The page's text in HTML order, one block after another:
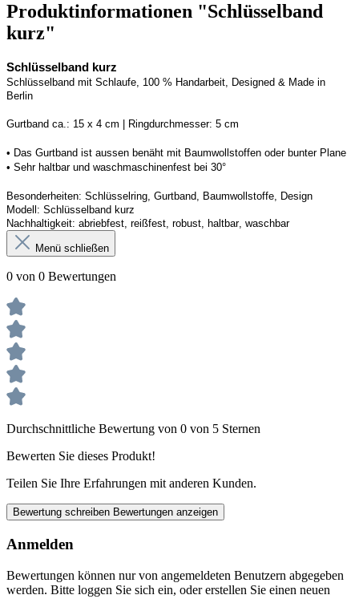
Produktinformationen "Schlüsselband
kurz"
Schlüsselband kurz
Schlüsselband mit Schlaufe, 100 % Handarbeit, Designed & Made in
Berlin
Gurtband ca.: 15 x 4 cm | Ringdurchmesser: 5 cm
• Das Gurtband ist aussen benäht mit Baumwollstoffen oder bunter Plane
• Sehr haltbar und waschmaschinenfest bei 30°
Besonderheiten: Schlüsselring, Gurtband, Baumwollstoffe, Design
Modell: Schlüsselband kurz
Nachhaltigkeit: abriebfest, reißfest, robust, haltbar, waschbar
Menü schließen
0 von 0 Bewertungen
Durchschnittliche Bewertung von 0 von 5 Sternen
Bewerten Sie dieses Produkt!
Teilen Sie Ihre Erfahrungen mit anderen Kunden.
Bewertung schreiben Bewertungen anzeigen
Anmelden
Bewertungen können nur von angemeldeten Benutzern abgegeben
werden. Bitte loggen Sie sich ein, oder erstellen Sie einen neuen